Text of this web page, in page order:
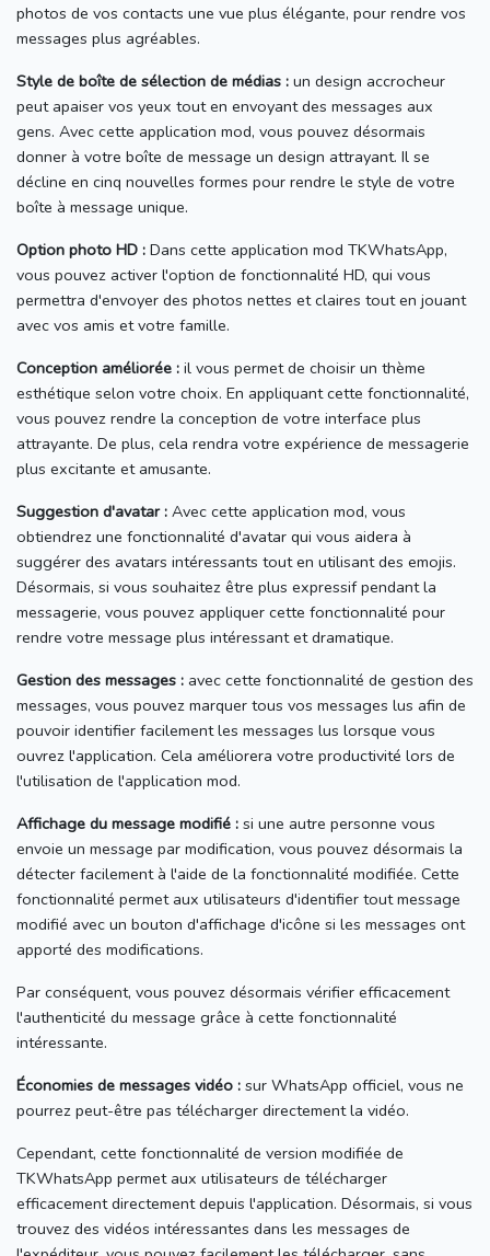
photos de vos contacts une vue plus élégante, pour rendre vos
messages plus agréables.
Style de boîte de sélection de médias : un design accrocheur
peut apaiser vos yeux tout en envoyant des messages aux
gens. Avec cette application mod, vous pouvez désormais
donner à votre boîte de message un design attrayant. Il se
décline en cinq nouvelles formes pour rendre le style de votre
boîte à message unique.
Option photo HD : Dans cette application mod TKWhatsApp,
vous pouvez activer l'option de fonctionnalité HD, qui vous
permettra d'envoyer des photos nettes et claires tout en jouant
avec vos amis et votre famille.
Conception améliorée : il vous permet de choisir un thème
esthétique selon votre choix. En appliquant cette fonctionnalité,
vous pouvez rendre la conception de votre interface plus
attrayante. De plus, cela rendra votre expérience de messagerie
plus excitante et amusante.
Suggestion d'avatar : Avec cette application mod, vous
obtiendrez une fonctionnalité d'avatar qui vous aidera à
suggérer des avatars intéressants tout en utilisant des emojis.
Désormais, si vous souhaitez être plus expressif pendant la
messagerie, vous pouvez appliquer cette fonctionnalité pour
rendre votre message plus intéressant et dramatique.
Gestion des messages : avec cette fonctionnalité de gestion des
messages, vous pouvez marquer tous vos messages lus afin de
pouvoir identifier facilement les messages lus lorsque vous
ouvrez l'application. Cela améliorera votre productivité lors de
l'utilisation de l'application mod.
Affichage du message modifié : si une autre personne vous
envoie un message par modification, vous pouvez désormais la
détecter facilement à l'aide de la fonctionnalité modifiée. Cette
fonctionnalité permet aux utilisateurs d'identifier tout message
modifié avec un bouton d'affichage d'icône si les messages ont
apporté des modifications.
Par conséquent, vous pouvez désormais vérifier efficacement
l'authenticité du message grâce à cette fonctionnalité
intéressante.
Économies de messages vidéo : sur WhatsApp officiel, vous ne
pourrez peut-être pas télécharger directement la vidéo.
Cependant, cette fonctionnalité de version modifiée de
TKWhatsApp permet aux utilisateurs de télécharger
efficacement directement depuis l'application. Désormais, si vous
trouvez des vidéos intéressantes dans les messages de